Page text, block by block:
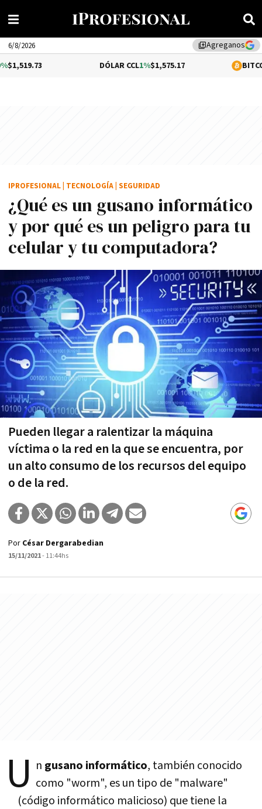
library_addAgreganos
6/8/2026
1%$1,575.17 0.13%
¿Qué es un gusano informático
y por qué es un peligro para tu
celular y tu computadora?
Pueden llegar a ralentizar la máquina
víctima o la red en la que se encuentra, por
un alto consumo de los recursos del equipo
o de la red.
IPROFESIONAL TECNOLOGÍA SEGURIDAD
Por César Dergarabedian
15/11/2021- 11:44hs
U n gusano informático, también conocido
como "worm", es un tipo de "malware"
(código informático malicioso) que tiene la